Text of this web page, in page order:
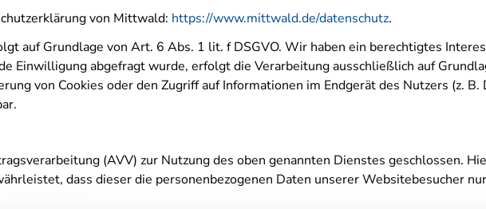
von Mittwald: https://www.mittwald.de/datenschutz.
auf Grundlage von Art. 6 Abs. 1 lit. f DSGVO. Wir haben ein berechtigtes
Einwilligung abgefragt wurde, erfolgt die Verarbeitung ausschließlich auf
von Cookies oder den Zugriff auf Informationen im Endgerät des Nutzers (z.
(AVV) zur Nutzung des oben genannten Dienstes geschlossen.
dass dieser die personenbezogenen Daten unserer Websitebesucher